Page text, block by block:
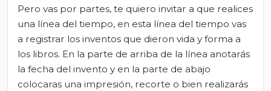
Pero vas por partes, te quiero invitar a que realices
una línea del tiempo, en esta línea del tiempo vas
a registrar los inventos que dieron vida y forma a
los libros. En la parte de arriba de la línea anotarás
la fecha del invento y en la parte de abajo
colocaras una impresión, recorte o bien realizarás